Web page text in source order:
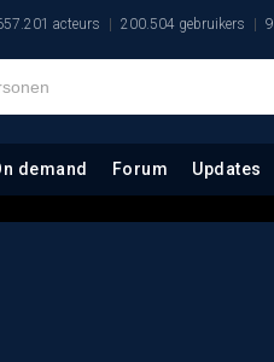
acteurs 200.504 gebruikers
demand Forum Updates